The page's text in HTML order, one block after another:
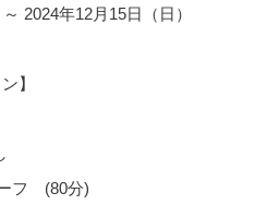
2024年12月15日（日）
】
フ (80分)